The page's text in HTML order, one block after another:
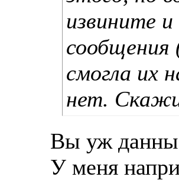
извините
сообщения
смогла их
нет.
Вы уж
У меня